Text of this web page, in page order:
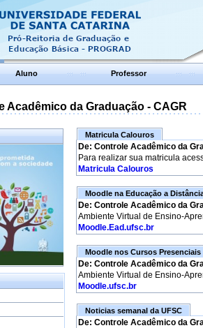
Aluno Professor
Acadêmico da Graduação - CAGR
Matricula Calouros
De: Controle Acadêmico da
Para realizar sua matricula
Matricula Calouros
Moodle na Educação a
De: Controle Acadêmico da
Ambiente Virtual de Ensino-
Moodle.Ead.ufsc.br
Moodle nos Cursos Presenciais
De: Controle Acadêmico da
Ambiente Virtual de Ensino-
Moodle.ufsc.br
Noticias semanal da UFSC
De: Controle Acadêmico da